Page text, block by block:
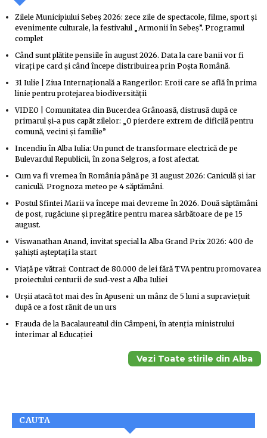
Zilele Municipiului Sebeș 2026: zece zile de spectacole, filme, sport și
evenimente culturale, la festivalul „Armonii în Sebeș”. Programul
complet
Când sunt plătite pensiile în august 2026. Data la care banii vor fi
virați pe card și când începe distribuirea prin Poșta Română.
31 Iulie | Ziua Internațională a Rangerilor: Eroii care se află în prima
linie pentru protejarea biodiversității
VIDEO | Comunitatea din Bucerdea Grânoasă, distrusă după ce
primarul și-a pus capăt zilelor: „O pierdere extrem de dificilă pentru
comună, vecini și familie”
Incendiu în Alba Iulia: Un punct de transformare electrică de pe
Bulevardul Republicii, în zona Selgros, a fost afectat.
Cum va fi vremea în România până pe 31 august 2026: Caniculă și iar
caniculă. Prognoza meteo pe 4 săptămâni.
Postul Sfintei Marii va începe mai devreme în 2026. Două săptămâni
de post, rugăciune și pregătire pentru marea sărbătoare de pe 15
august.
Viswanathan Anand, invitat special la Alba Grand Prix 2026: 400 de
șahiști așteptați la start
Viață pe vătrai: Contract de 80.000 de lei fără TVA pentru promovarea
proiectului centurii de sud-vest a Alba Iuliei
Urșii atacă tot mai des în Apuseni: un mânz de 5 luni a supraviețuit
după ce a fost rănit de un urs
Frauda de la Bacalaureatul din Câmpeni, în atenția ministrului
interimar al Educației
Vezi Toate stirile din Alba
CAUTA